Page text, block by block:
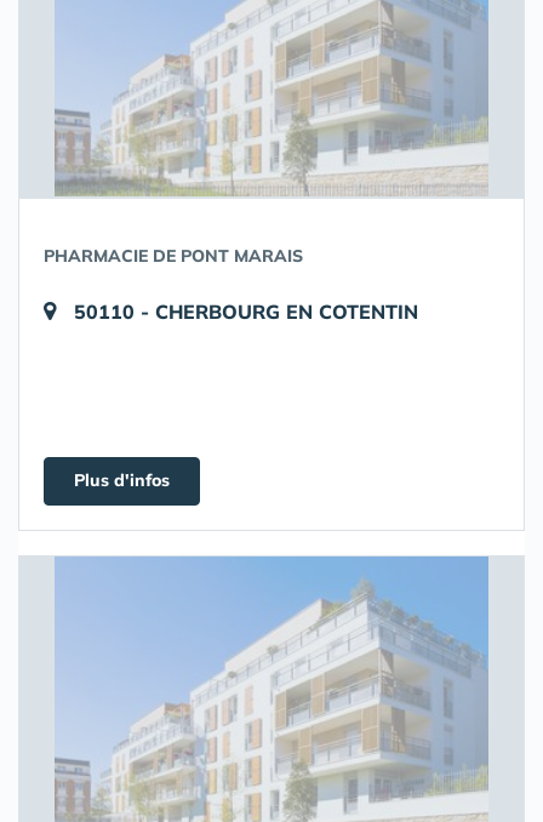
PHARMACIE DE PONT MARAIS
50110 - CHERBOURG EN COTENTIN
Plus d'infos